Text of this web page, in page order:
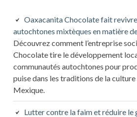
Oaxacanita Chocolate fait
autochtones mixtèques en matière
Découvrez comment l’entreprise
Chocolate tire le développement
communautés autochtones pour
puise dans les traditions de la culture
Mexique.
Lutter contre la faim et réduire le